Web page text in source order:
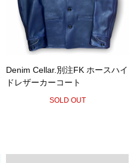
Denim Cellar.別注FK ホースハイ
ドレザーカーコート
SOLD OUT